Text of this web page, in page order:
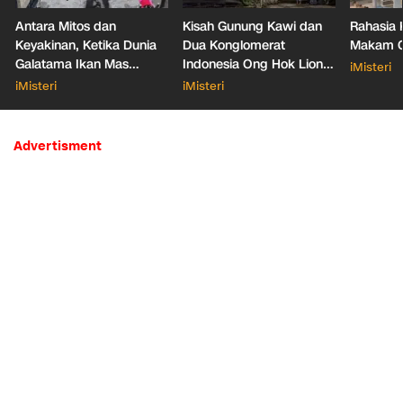
Antara Mitos dan
Keyakinan, Ketika Dunia
Galatama Ikan Mas
Bersentuhan dengan Hal
iMisteri
Kisah Gunung Kawi dan
Dua Konglomerat
Indonesia Ong Hok Liong
hingga Liem Sioe Liong
iMisteri
Rahasia
Makam
iMisteri
Advertisment